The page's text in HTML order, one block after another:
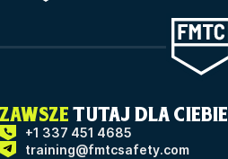
ZAWSZE TUTAJ DLA CIEBIE
+1 337 451 4685
training@fmtcsafety.com